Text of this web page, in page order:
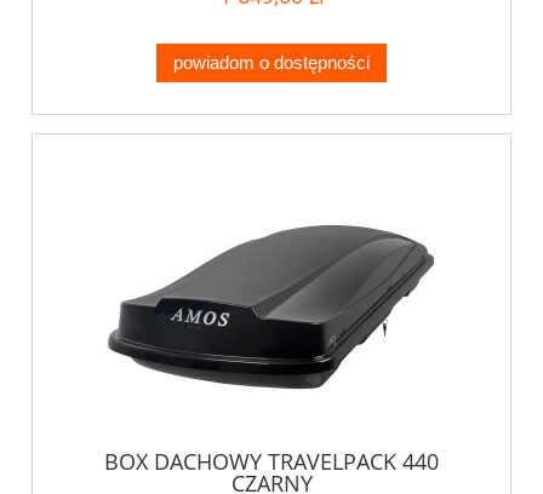
powiadom o dostępności
BOX DACHOWY TRAVELPACK 440
CZARNY